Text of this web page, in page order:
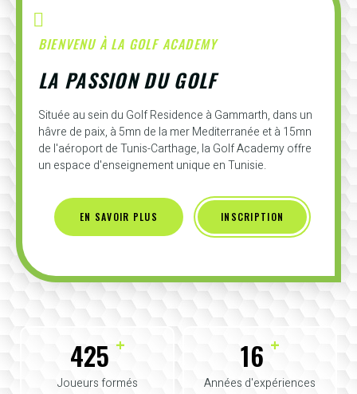
BIENVENU À LA GOLF ACADEMY
LA PASSION DU GOLF
Située au sein du Golf Residence à Gammarth, dans un
hâvre de paix, à 5mn de la mer Mediterranée et à 15mn
de l'aéroport de Tunis-Carthage, la Golf Academy offre
un espace d'enseignement unique en Tunisie.
EN SAVOIR PLUS INSCRIPTION
425 +
Joueurs formés
16 +
Années d'expériences